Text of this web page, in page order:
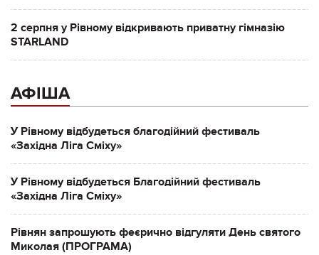
2 серпня у Рівному відкривають приватну гімназію
STARLAND
АФІША
У Рівному відбудеться благодійний фестиваль
«Західна Ліга Сміху»
У Рівному відбудеться Благодійний фестиваль
«Західна Ліга Сміху»
Рівнян запрошують феєрично відгуляти День святого
Миколая (ПРОГРАМА)